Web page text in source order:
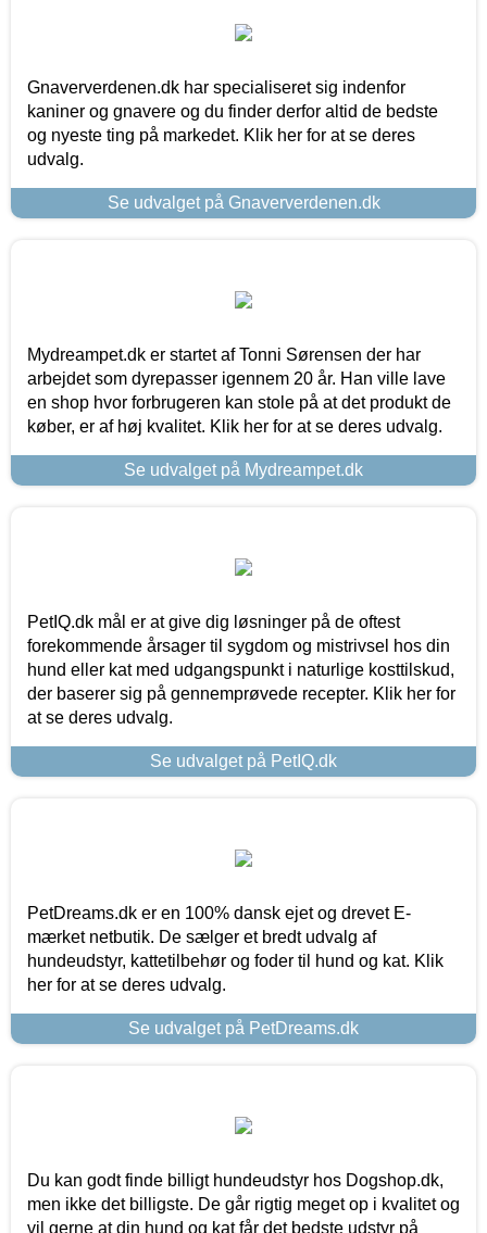
Gnaververdenen.dk har specialiseret sig indenfor
kaniner og gnavere og du finder derfor altid de bedste
og nyeste ting på markedet. Klik her for at se deres
udvalg.
Se udvalget på Gnaververdenen.dk
Mydreampet.dk er startet af Tonni Sørensen der har
arbejdet som dyrepasser igennem 20 år. Han ville lave
en shop hvor forbrugeren kan stole på at det produkt de
køber, er af høj kvalitet. Klik her for at se deres udvalg.
Se udvalget på Mydreampet.dk
PetIQ.dk mål er at give dig løsninger på de oftest
forekommende årsager til sygdom og mistrivsel hos din
hund eller kat med udgangspunkt i naturlige kosttilskud,
der baserer sig på gennemprøvede recepter. Klik her for
at se deres udvalg.
Se udvalget på PetIQ.dk
PetDreams.dk er en 100% dansk ejet og drevet E-
mærket netbutik. De sælger et bredt udvalg af
hundeudstyr, kattetilbehør og foder til hund og kat. Klik
her for at se deres udvalg.
Se udvalget på PetDreams.dk
Du kan godt finde billigt hundeudstyr hos Dogshop.dk,
men ikke det billigste. De går rigtig meget op i kvalitet og
vil gerne at din hund og kat får det bedste udstyr på